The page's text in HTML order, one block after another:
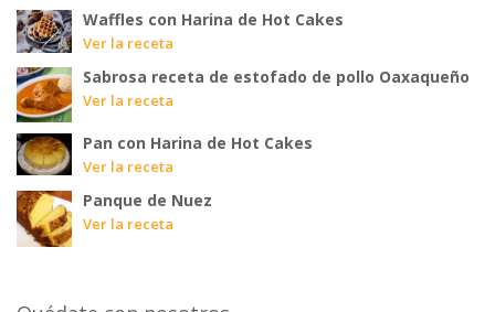
Waffles con Harina de Hot Cakes
Ver la receta
Sabrosa receta de estofado de pollo Oaxaqueño
Ver la receta
Pan con Harina de Hot Cakes
Ver la receta
Panque de Nuez
Ver la receta